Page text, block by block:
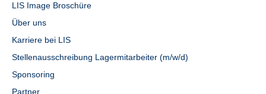
LIS Image Broschüre
Über uns
Karriere bei LIS
Stellenausschreibung Lagermitarbeiter (m/w/d)
Sponsoring
Partner